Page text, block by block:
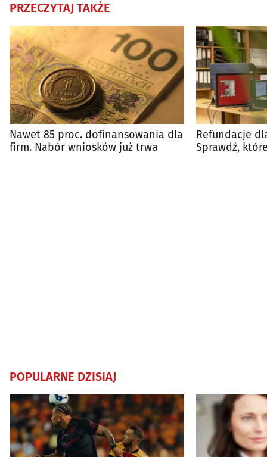
PRZECZYTAJ TAKŻE
Nawet 85 proc. dofinansowania dla
firm. Nabór wniosków już trwa
Refundacje
Sprawdź,
POPULARNE DZISIAJ